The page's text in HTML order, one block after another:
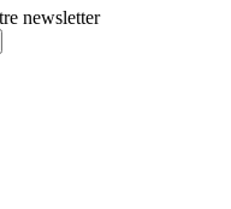
newsletter